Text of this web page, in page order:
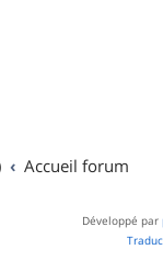
Accueil forum
Développé par